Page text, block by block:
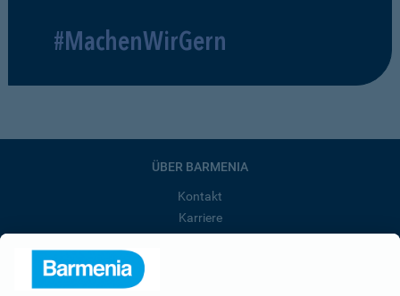
#MachenWirGern
ÜBER BARMENIA
Kontakt
Karriere